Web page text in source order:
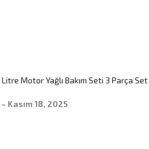
Motor Yağlı Bakım Seti 3 Parça Set
– Kasım 18, 2025